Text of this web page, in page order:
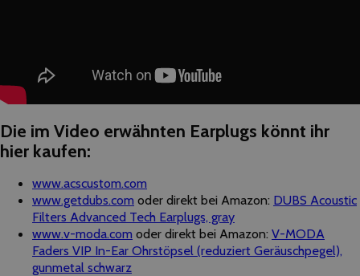
Die im Video erwähnten Earplugs könnt ihr
hier kaufen:
www.acscustom.com
www.getdubs.com oder direkt bei Amazon: DUBS Acoustic
Filters Advanced Tech Earplugs, gray
www.v-moda.com oder direkt bei Amazon: V-MODA
Faders VIP In-Ear Ohrstöpsel (reduziert Geräuschpegel),
gunmetal schwarz